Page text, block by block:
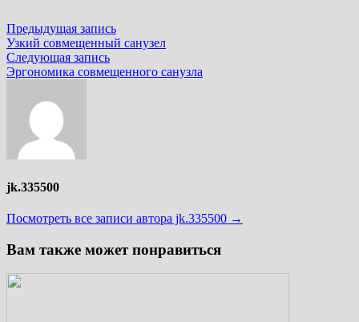
Навигация
по
записям
Предыдущая записьПредыдущая
запись:
Узкий совмещенный санузел
Следующая записьСледующая
запись:
Эргономика совмещенного санузла
jk.335500
Посмотреть все записи автора jk.335500 →
Вам также может понравиться